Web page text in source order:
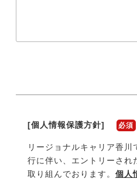
[個人情報保護方針] 必須
リージョナルキャリア香川
行に伴い、エントリーされ
取り組んでおります。 個人